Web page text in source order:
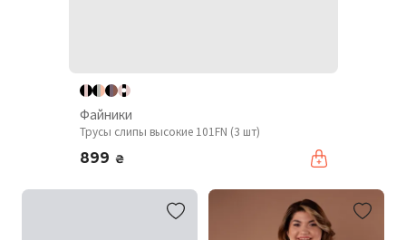
Файники
Трусы слипы высокие 101FN (3 шт)
899 ₴